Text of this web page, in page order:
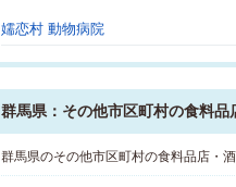
嬬恋村 動物病院
群馬県：その他市区町村の食料品
群馬県のその他市区町村の食料品店・